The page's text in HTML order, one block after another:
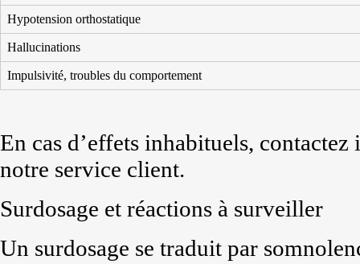
Hypotension orthostatique
Hallucinations
Impulsivité, troubles du comportement
En cas d’effets inhabituels,
notre service client.
Surdosage et réactions à surveiller
Un surdosage se traduit par